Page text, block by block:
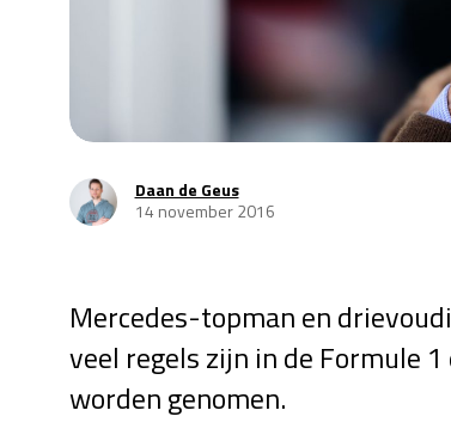
Daan de Geus
14 november 2016
Mercedes-topman en
veel regels zijn in de Formule
worden genomen.